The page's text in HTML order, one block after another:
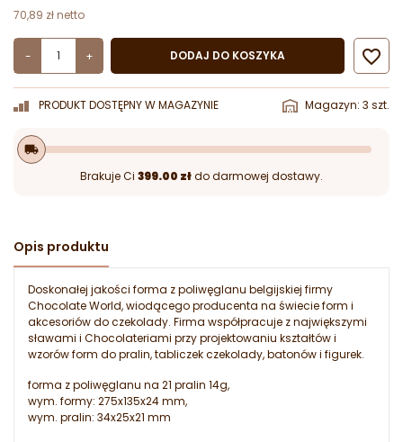
70,89 zł netto
- + DODAJ DO KOSZYKA 
PRODUKT DOSTĘPNY W MAGAZYNIE Magazyn: 3 szt.
local_shipping
Brakuje Ci 399.00 złdo darmowej dostawy.
Opis produktu
Doskonałej jakości forma z poliwęglanu belgijskiej firmy
Chocolate World, wiodącego producenta na świecie form i
akcesoriów do czekolady. Firma współpracuje z największymi
sławami i Chocolateriami przy projektowaniu kształtów i
wzorów form do pralin, tabliczek czekolady, batonów i figurek.
forma z poliwęglanu na 21 pralin 14g,
wym. formy: 275x135x24 mm,
wym. pralin: 34x25x21 mm